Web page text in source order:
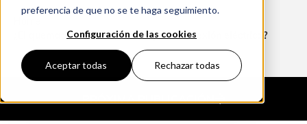
preferencia de que no se te haga seguimiento.
Configuración de las cookies
Aceptar todas Rechazar todas
¿El quemador Comet Table requiere conexión eléctrica?
PRÓXIMAPUBLICACIÓN